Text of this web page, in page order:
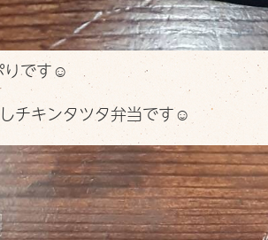
りです☺️
チキンタツタ弁当です☺︎